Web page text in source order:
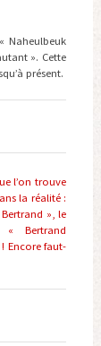
Naheulbeuk
». Cette
présent.
l’on trouve
la réalité :
», le
« Bertrand
Encore faut-